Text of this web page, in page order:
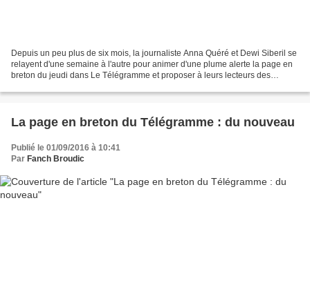
Depuis un peu plus de six mois, la journaliste Anna Quéré et Dewi Siberil se
relayent d'une semaine à l'autre pour animer d'une plume alerte la page en
breton du jeudi dans Le Télégramme et proposer à leurs lecteurs des
La page en breton du Télégramme : du nouveau
Publié le 01/09/2016 à 10:41
Par Fanch Broudic